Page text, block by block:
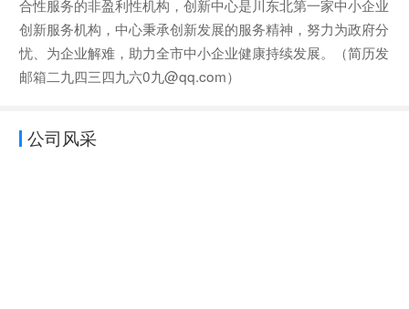
合性服务的非盈利性机构，创新中心是川东北第一家中小企业
创新服务机构，中心秉承创新发展的服务精神，努力为政府分
忧、为企业解难，助力全市中小企业健康持续发展。（简历发
邮箱二九四三四九六0九@qq.com）
公司风采